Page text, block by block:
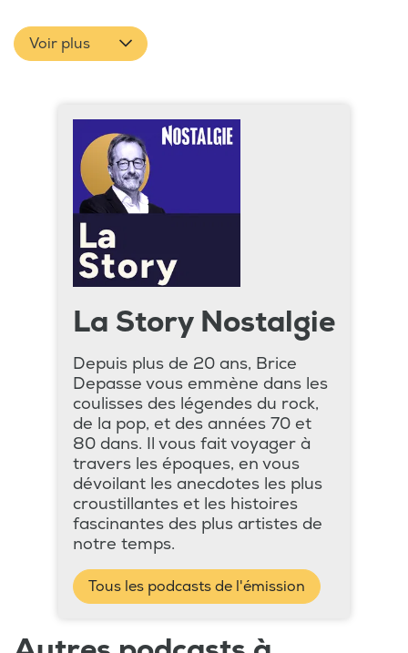
Voir plus
La Story Nostalgie
Depuis plus de 20 ans, Brice
Depasse vous emmène dans les
coulisses des légendes du rock,
de la pop, et des années 70 et
80 dans. Il vous fait voyager à
travers les époques, en vous
dévoilant les anecdotes les plus
croustillantes et les histoires
fascinantes des plus artistes de
notre temps.
Tous les podcasts de l'émission